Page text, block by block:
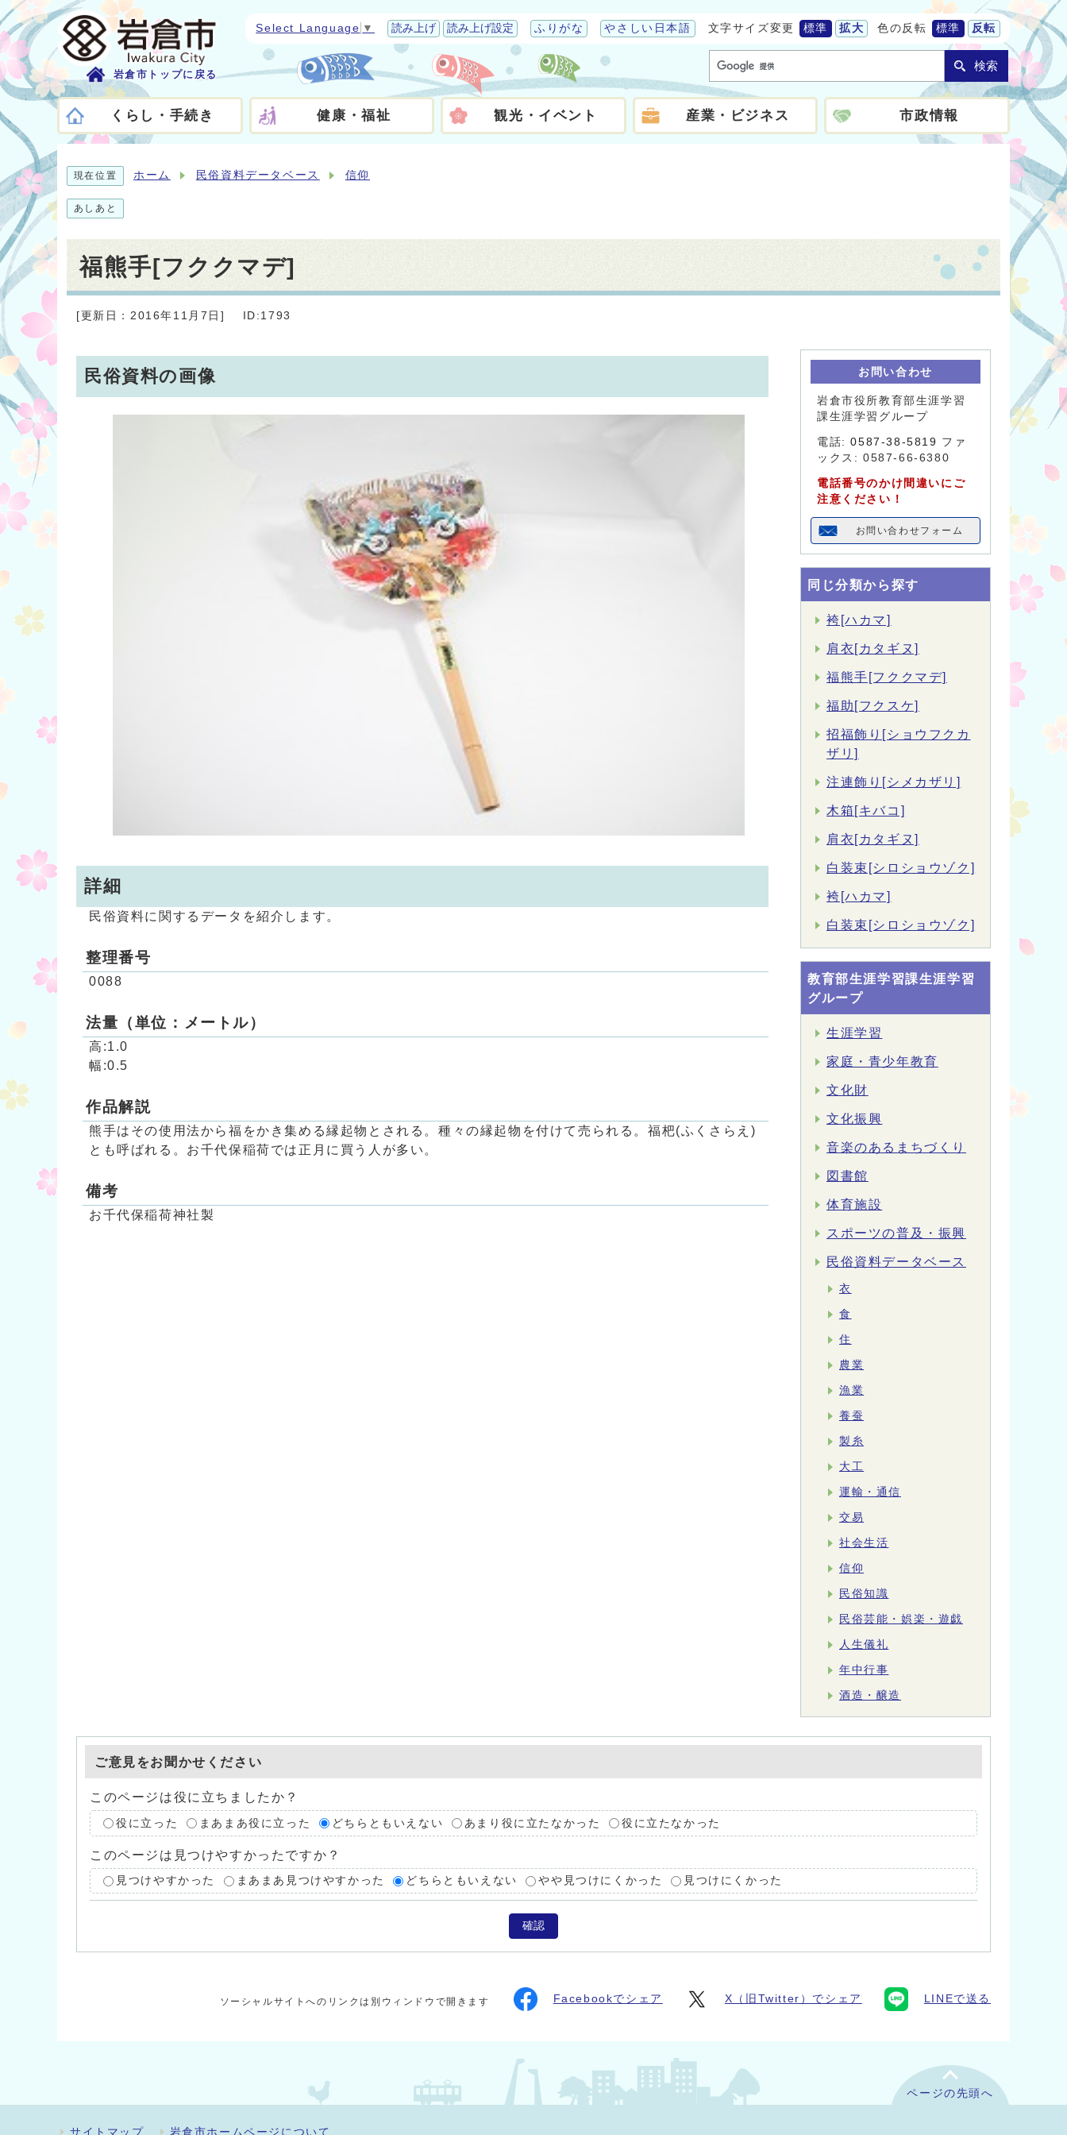
岩倉市トップに戻る
Select Language ▼ 読み上げ 読み上げ設定 ふりがな やさしい日本語 文字サイズ変更 標準 拡大 色の反転 標準 反転
検索
くらし・手続き 健康・福祉 観光・イベント 産業・ビジネス 市政情報
現在位置 ホーム 民俗資料データベース 信仰
あしあと
福熊手[フククマデ]
[更新日：2016年11月7日] ID:1793
民俗資料の画像
詳細
民俗資料に関するデータを紹介します。
整理番号
0088
法量（単位：メートル）
高:1.0
幅:0.5
作品解説
熊手はその使用法から福をかき集める縁起物とされる。種々の縁起物を付けて売られる。福杷(ふくさらえ)
とも呼ばれる。お千代保稲荷では正月に買う人が多い。
備考
お千代保稲荷神社製
お問い合わせ
岩倉市役所教育部生涯学習
課生涯学習グループ
電話:0587-38-5819 ファ
ックス: 0587-66-6380
電話番号のかけ間違いにご
注意ください！
お問い合わせフォーム
同じ分類から探す
袴[ハカマ]
肩衣[カタギヌ]
福熊手[フククマデ]
福助[フクスケ]
招福飾り[ショウフクカ
ザリ]
注連飾り[シメカザリ]
木箱[キバコ]
肩衣[カタギヌ]
白装束[シロショウゾク]
袴[ハカマ]
白装束[シロショウゾク]
教育部生涯学習課生涯学習
グループ
生涯学習
家庭・青少年教育
文化財
文化振興
音楽のあるまちづくり
図書館
体育施設
スポーツの普及・振興
民俗資料データベース
衣
食
住
農業
漁業
養蚕
製糸
大工
運輸・通信
交易
社会生活
信仰
民俗知識
民俗芸能・娯楽・遊戯
人生儀礼
年中行事
酒造・醸造
ご意見をお聞かせください
このページは役に立ちましたか？
役に立った まあまあ役に立った どちらともいえない あまり役に立たなかった 役に立たなかった
このページは見つけやすかったですか？
見つけやすかった まあまあ見つけやすかった どちらともいえない やや見つけにくかった 見つけにくかった
確認
ソーシャルサイトへのリンクは別ウィンドウで開きます Facebookでシェア X（旧Twitter）でシェア LINEで送る
ページの先頭へ
サイトマップ 岩倉市ホームページについて